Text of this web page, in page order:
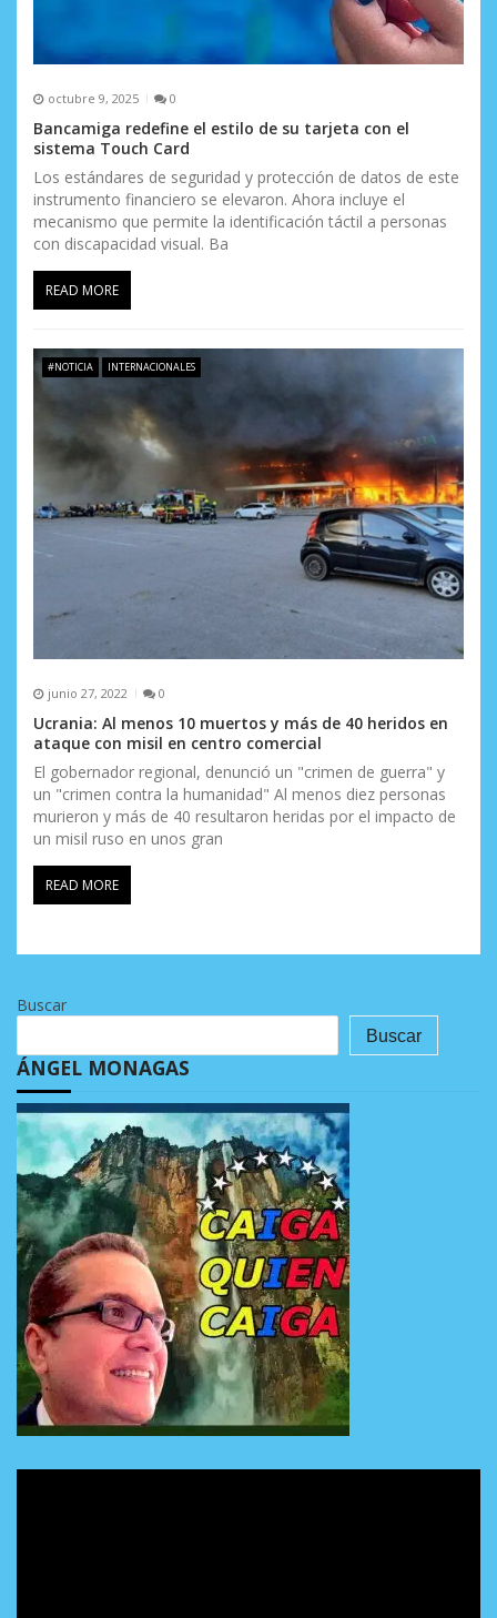
octubre 9, 2025 0
Bancamiga redefine el estilo de su tarjeta con el
sistema Touch Card
Los estándares de seguridad y protección de datos de este
instrumento financiero se elevaron. Ahora incluye el
mecanismo que permite la identificación táctil a personas
con discapacidad visual. Ba
READ MORE
#NOTICIA INTERNACIONALES
junio 27, 2022 0
Ucrania: Al menos 10 muertos y más de 40 heridos en
ataque con misil en centro comercial
El gobernador regional, denunció un "crimen de guerra" y
un "crimen contra la humanidad" Al menos diez personas
murieron y más de 40 resultaron heridas por el impacto de
un misil ruso en unos gran
READ MORE
Buscar
Buscar
ÁNGEL MONAGAS